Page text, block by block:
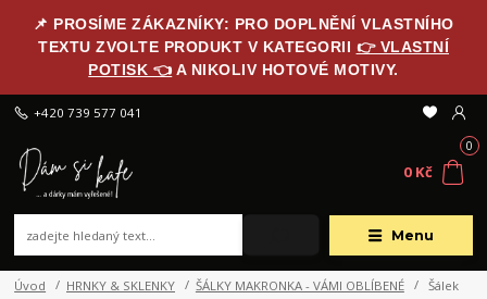
📌 PROSÍME ZÁKAZNÍKY: PRO DOPLNĚNÍ VLASTNÍHO
TEXTU ZVOLTE PRODUKT V KATEGORII 👉 VLASTNÍ
POTISK 👈 A NIKOLIV HOTOVÉ MOTIVY.
Menu
+420 739 577 041
0
0 Kč
Úvod HRNKY & SKLENKY ŠÁLKY MAKRONKA - VÁMI OBLÍBENÉ
Šálek